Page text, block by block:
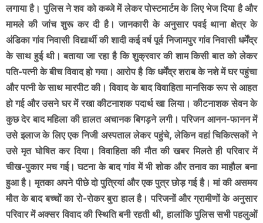
लगाया है। पुलिस ने शव को कब्जे में लेकर पोस्टमार्टम के लिए भेज दिया है और
मामले की जांच शुरू कर दी है। जानकारी के अनुसार पवई थाना क्षेत्र के
अंडिका गांव निवासी विद्यार्थी की शादी कई वर्ष पूर्व निजामपुर गांव निवासी धर्मेंद्र
के साथ हुई थी। बताया जा रहा है कि शुक्रवार की शाम किसी बात को लेकर
पति-पत्नी के बीच विवाद हो गया। आरोप है कि धर्मेंद्र शराब के नशे में घर पहुंचा
और पत्नी के साथ मारपीट की। विवाद के बाद विवाहिता मानसिक रूप से आहत
हो गई और उसने घर में रखा कीटनाशक पदार्थ खा लिया। कीटनाशक सेवन के
कुछ देर बाद महिला की हालत अचानक बिगड़ने लगी। परिजन आनन-फानन में
उसे इलाज के लिए एक निजी अस्पताल लेकर पहुंचे, लेकिन वहां चिकित्सकों ने
उसे मृत घोषित कर दिया। विवाहिता की मौत की खबर मिलते ही परिवार में
चीख-पुकार मच गई। घटना के बाद गांव में भी शोक और तनाव का माहौल बना
हुआ है। मृतका अपने पीछे दो पुत्रियां और एक पुत्र छोड़ गई है। मां की असमय
मौत के बाद बच्चों का रो-रोकर बुरा हाल है। परिजनों और ग्रामीणों के अनुसार
परिवार में अक्सर विवाद की स्थिति बनी रहती थी, हालांकि पुलिस सभी पहलुओं